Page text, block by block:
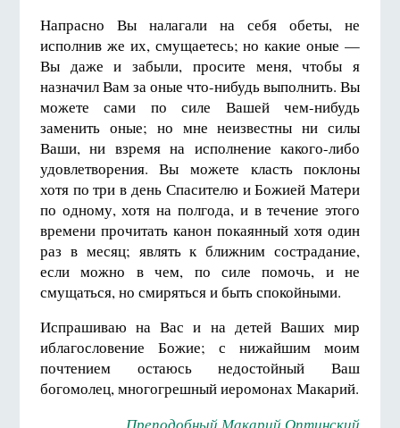
Напрасно Вы налагали на себя обеты, не
исполнив же их, смущаетесь; но какие оные —
Вы даже и забыли, просите меня, чтобы я
назначил Вам за оные что-нибудь выполнить. Вы
можете сами по силе Вашей чем-нибудь
заменить оные; но мне неизвестны ни силы
Ваши, ни взремя на исполнение какого-либо
удовлетворения. Вы можете класть поклоны
хотя по три в день Спасителю и Божией Матери
по одному, хотя на полгода, и в течение этого
времени прочитать канон покаянный хотя один
раз в месяц; являть к ближним сострадание,
если можно в чем, по силе помочь, и не
смущаться, но смиряться и быть спокойными.
Испрашиваю на Вас и на детей Ваших мир
иблагословение Божие; с нижайшим моим
почтением остаюсь недостойный Ваш
богомолец, многогрешный иеромонах Макарий.